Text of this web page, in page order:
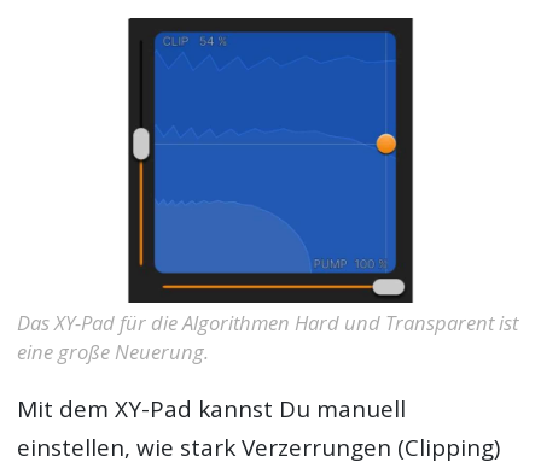
Das XY-Pad für die Algorithmen Hard und Transparent ist
eine große Neuerung.
Mit dem XY-Pad kannst Du manuell
einstellen, wie stark Verzerrungen (Clipping)